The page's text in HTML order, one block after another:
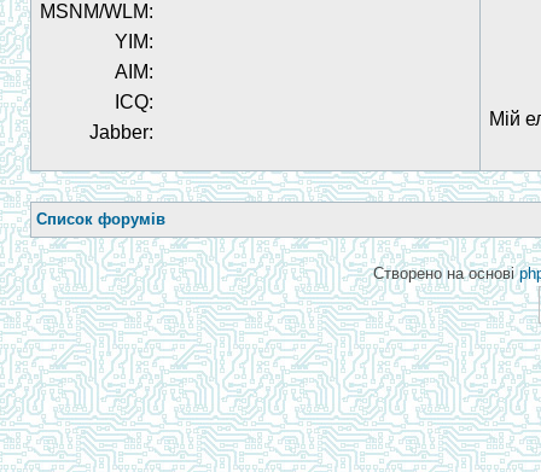
MSNM/WLM:
YIM:
AIM:
ICQ:
Jabber:
Мій
Список форумів
Створено на основі